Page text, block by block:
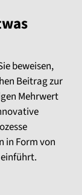
beweisen,
Beitrag zur
Mehrwert
in Form von